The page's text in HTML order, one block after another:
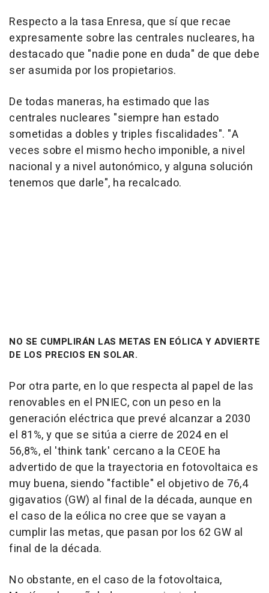
Respecto a la tasa Enresa, que sí que recae
expresamente sobre las centrales nucleares, ha
destacado que "nadie pone en duda" de que debe
ser asumida por los propietarios.
De todas maneras, ha estimado que las
centrales nucleares "siempre han estado
sometidas a dobles y triples fiscalidades". "A
veces sobre el mismo hecho imponible, a nivel
nacional y a nivel autonómico, y alguna solución
tenemos que darle", ha recalcado.
NO SE CUMPLIRÁN LAS METAS EN EÓLICA Y ADVIERTE
DE LOS PRECIOS EN SOLAR.
Por otra parte, en lo que respecta al papel de las
renovables en el PNIEC, con un peso en la
generación eléctrica que prevé alcanzar a 2030
el 81%, y que se sitúa a cierre de 2024 en el
56,8%, el 'think tank' cercano a la CEOE ha
advertido de que la trayectoria en fotovoltaica es
muy buena, siendo "factible" el objetivo de 76,4
gigavatios (GW) al final de la década, aunque en
el caso de la eólica no cree que se vayan a
cumplir las metas, que pasan por los 62 GW al
final de la década.
No obstante, en el caso de la fotovoltaica,